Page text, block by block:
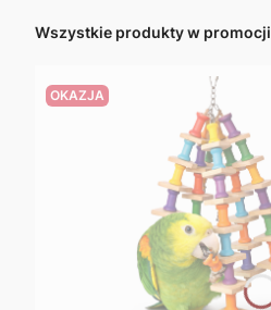
Wszystkie produkty w promocji
OKAZJA